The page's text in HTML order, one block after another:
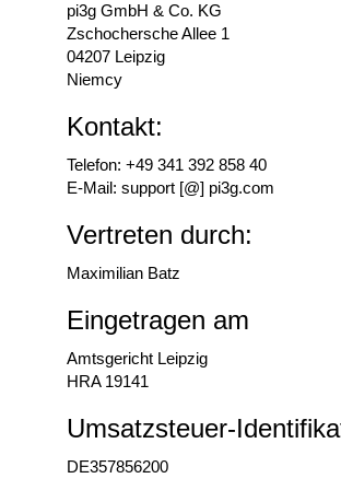
pi3g GmbH & Co. KG
Zschochersche Allee 1
04207 Leipzig
Niemcy
Kontakt:
Telefon: +49 341 392 858 40
E-Mail: support [@] pi3g.com
Vertreten durch:
Maximilian Batz
Eingetragen am
Amtsgericht Leipzig
HRA 19141
Umsatzsteuer-
DE357856200